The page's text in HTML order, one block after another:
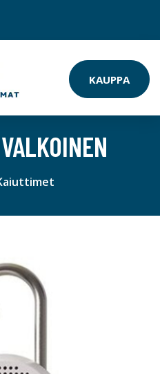
KAUPPA